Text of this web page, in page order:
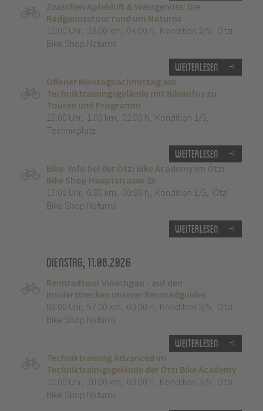
Zwischen Apfelduft & Weingenuss: Die
Radgenusstour rund um Naturns
10:00 Uhr, 38.00 km, 04:00 h, Kondition 2/5, Ötzi
Bike Shop Naturns
Weiterlesen
Offener Montagnachmittag am
Techniktrainingsgelände mit Bikeinfos zu
Touren und Programm
15:00 Uhr, 1.00 km, 02:00 h, Kondition 1/5,
Technikplatz
Weiterlesen
Bike- Info bei der Ötzi Bike Academy im Ötzi
Bike Shop Hauptstrasse 25
17:00 Uhr, 0.00 km, 00:00 h, Kondition 1/5, Ötzi
Bike Shop Naturns
Weiterlesen
Dienstag, 11.08.2026
Rennradtour Vinschgau - auf den
Insiderstrecken unserer Rennradguides
09:00 Uhr, 57.00 km, 03:00 h, Kondition 3/5, Ötzi
Bike Shop Naturns
Weiterlesen
Techniktraining Advanced im
Techniktrainigsgelände der Ötzi Bike Academy
10:00 Uhr, 20.00 km, 03:00 h, Kondition 3/5, Ötzi
Bike Shop Naturns